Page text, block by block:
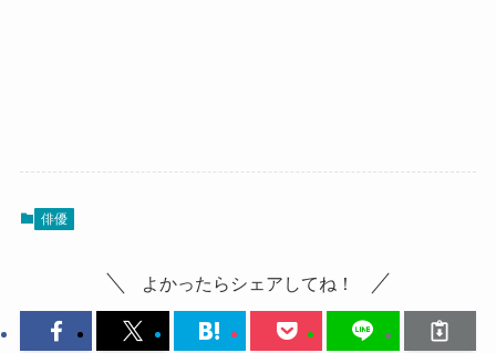
俳優
よかったらシェアしてね！